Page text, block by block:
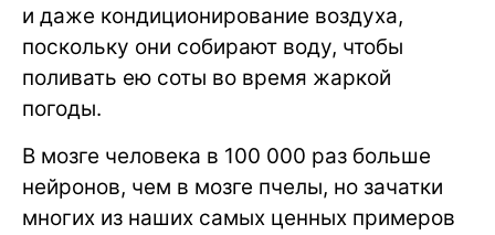
и даже кондиционирование воздуха,
поскольку они собирают воду, чтобы
поливать ею соты во время жаркой
погоды.
В мозге человека в 100 000 раз больше
нейронов, чем в мозге пчелы, но зачатки
многих из наших самых ценных примеров